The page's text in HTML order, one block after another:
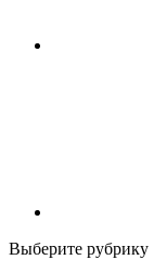
Выберите рубрику